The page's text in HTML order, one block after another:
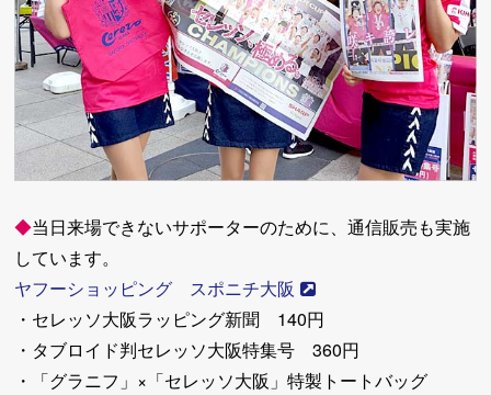
◆当日来場できないサポーターのために、通信販売も実施
しています。
ヤフーショッピング スポニチ大阪
・セレッソ大阪ラッピング新聞 140円
・タブロイド判セレッソ大阪特集号 360円
・「グラニフ」×「セレッソ大阪」特製トートバッグ